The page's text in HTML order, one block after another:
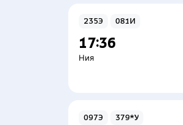
235Э 081И
17:36
Ния
097Э 379*У